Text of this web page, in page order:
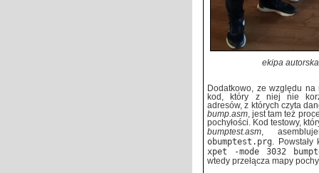
ekipa
Dodatkowo, ze względu na
kod, który z niej nie
adresów, z których czyta
bump.asm , jest tam też
pochyłości. Kod testowy,
bumptest.asm ,
obumptest.prg .
xpet -mode 3032
wtedy przełącza mapy